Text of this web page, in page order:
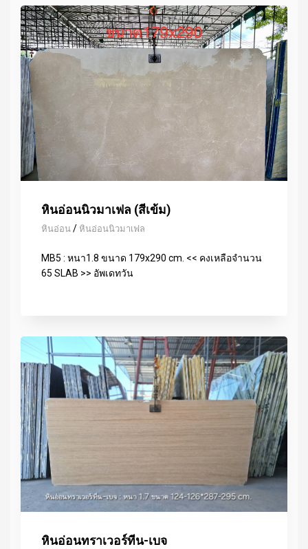
หินอ่อนนิวมาเฟล (สีเข้ม)
หินอ่อน / หินอ่อนนิวมาเฟล
MB5 : หนา1.8 ขนาด 179x290 cm. << คงเหลือจำนวน
65 SLAB >> อัพเดทวัน
หินอ่อนทราเวอร์ทีน-เบจ